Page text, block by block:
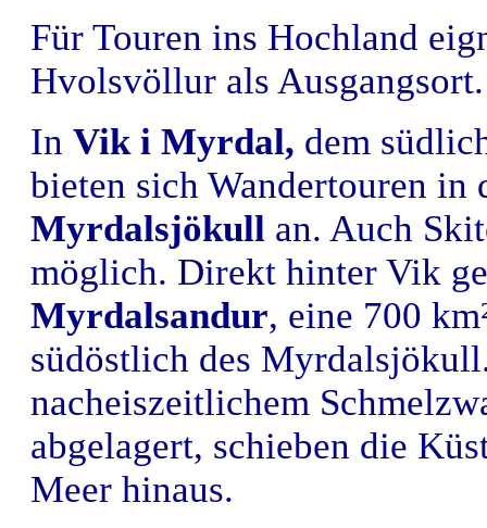
Für Touren ins Hochland
Hvolsvöllur als Ausgangsort.
In Vik i Myrdal, dem
bieten sich Wandertouren in
Myrdalsjökull an. Auch
möglich. Direkt hinter Vik
Myrdalsandur, eine 700
südöstlich des
nacheiszeitlichem
abgelagert, schieben die
Meer hinaus.